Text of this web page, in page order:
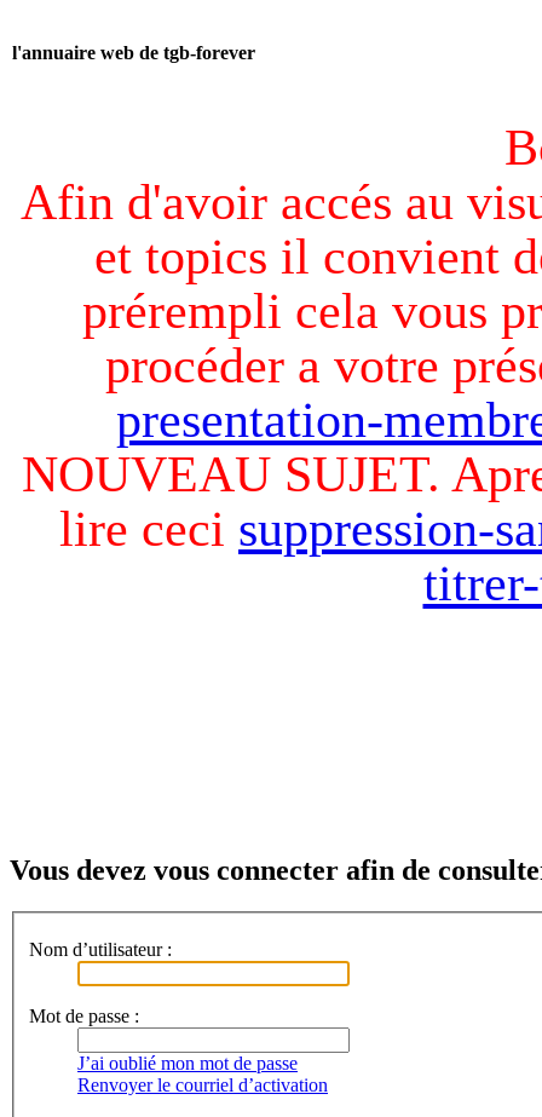
l'annuaire web de tgb-forever
Afin d'avoir accés au
et topics il convient
prérempli cela vous
procéder a votre
presentation-
NOUVEAU SUJET.
lire ceci suppression-
Vous devez vous connecter afin de
Nom d’utilisateur :
Mot de passe :
J’ai oublié mon mot de passe
Renvoyer le courriel d’activation